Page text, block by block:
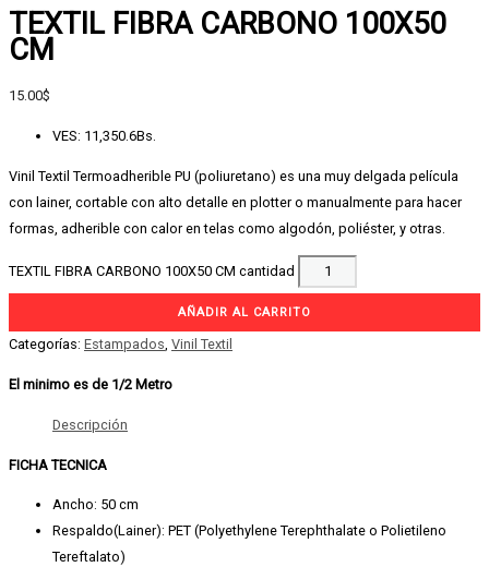
TEXTIL FIBRA CARBONO 100X50
CM
15.00$
VES: 11,350.6Bs.
Vinil Textil Termoadherible PU (poliuretano) es una muy delgada película
con lainer, cortable con alto detalle en plotter o manualmente para hacer
formas, adherible con calor en telas como algodón, poliéster, y otras.
TEXTIL FIBRA CARBONO 100X50 CM cantidad
AÑADIR AL CARRITO
Categorías: Estampados, Vinil Textil
El minimo es de 1/2 Metro
Descripción
FICHA TECNICA
Ancho: 50 cm
Respaldo(Lainer): PET (Polyethylene Terephthalate o Polietileno
Tereftalato)